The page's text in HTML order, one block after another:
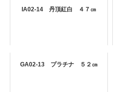
IA02-14 丹頂紅白 ４７㎝
GA02-13 プラチナ ５２㎝